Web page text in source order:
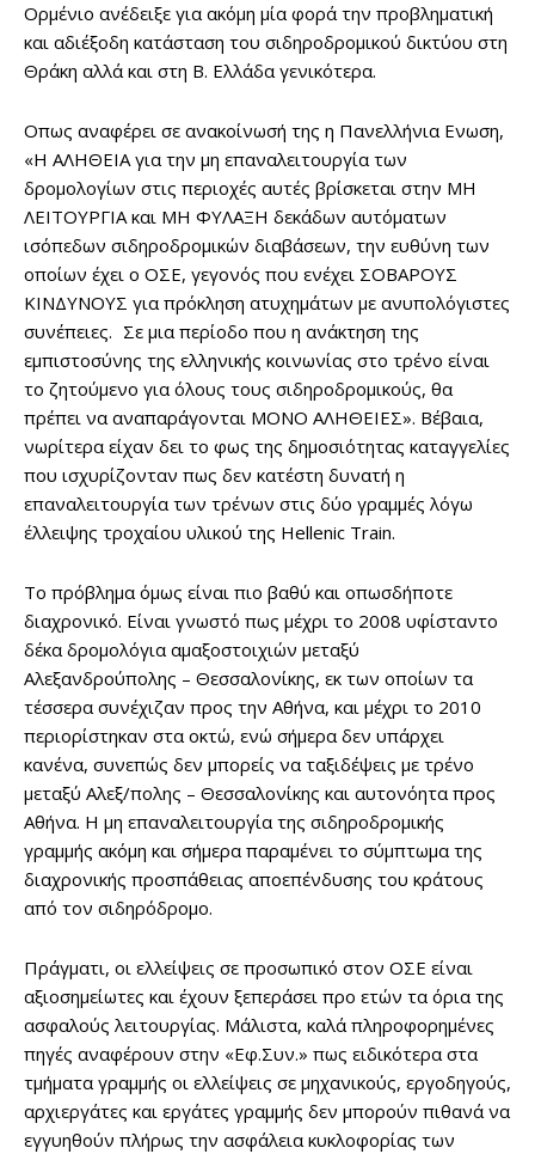
Ορμένιο ανέδειξε για ακόμη μία φορά την προβληματική
και αδιέξοδη κατάσταση του σιδηροδρομικού δικτύου στη
Θράκη αλλά και στη Β. Ελλάδα γενικότερα.
Οπως αναφέρει σε ανακοίνωσή της η Πανελλήνια Ενωση,
«Η ΑΛΗΘΕΙΑ για την μη επαναλειτουργία των
δρομολογίων στις περιοχές αυτές βρίσκεται στην ΜΗ
ΛΕΙΤΟΥΡΓΙΑ και ΜΗ ΦΥΛΑΞΗ δεκάδων αυτόματων
ισόπεδων σιδηροδρομικών διαβάσεων, την ευθύνη των
οποίων έχει ο ΟΣΕ, γεγονός που ενέχει ΣΟΒΑΡΟΥΣ
ΚΙΝΔΥΝΟΥΣ για πρόκληση ατυχημάτων με ανυπολόγιστες
συνέπειες. Σε μια περίοδο που η ανάκτηση της
εμπιστοσύνης της ελληνικής κοινωνίας στο τρένο είναι
το ζητούμενο για όλους τους σιδηροδρομικούς, θα
πρέπει να αναπαράγονται ΜΟΝΟ ΑΛΗΘΕΙΕΣ». Βέβαια,
νωρίτερα είχαν δει το φως της δημοσιότητας καταγγελίες
που ισχυρίζονταν πως δεν κατέστη δυνατή η
επαναλειτουργία των τρένων στις δύο γραμμές λόγω
έλλειψης τροχαίου υλικού της Hellenic Train.
Το πρόβλημα όμως είναι πιο βαθύ και οπωσδήποτε
διαχρονικό. Είναι γνωστό πως μέχρι το 2008 υφίσταντο
δέκα δρομολόγια αμαξοστοιχιών μεταξύ
Αλεξανδρούπολης – Θεσσαλονίκης, εκ των οποίων τα
τέσσερα συνέχιζαν προς την Αθήνα, και μέχρι το 2010
περιορίστηκαν στα οκτώ, ενώ σήμερα δεν υπάρχει
κανένα, συνεπώς δεν μπορείς να ταξιδέψεις με τρένο
μεταξύ Αλεξ/πολης – Θεσσαλονίκης και αυτονόητα προς
Αθήνα. Η μη επαναλειτουργία της σιδηροδρομικής
γραμμής ακόμη και σήμερα παραμένει το σύμπτωμα της
διαχρονικής προσπάθειας αποεπένδυσης του κράτους
από τον σιδηρόδρομο.
Πράγματι, οι ελλείψεις σε προσωπικό στον ΟΣΕ είναι
αξιοσημείωτες και έχουν ξεπεράσει προ ετών τα όρια της
ασφαλούς λειτουργίας. Μάλιστα, καλά πληροφορημένες
πηγές αναφέρουν στην «Εφ.Συν.» πως ειδικότερα στα
τμήματα γραμμής οι ελλείψεις σε μηχανικούς, εργοδηγούς,
αρχιεργάτες και εργάτες γραμμής δεν μπορούν πιθανά να
εγγυηθούν πλήρως την ασφάλεια κυκλοφορίας των